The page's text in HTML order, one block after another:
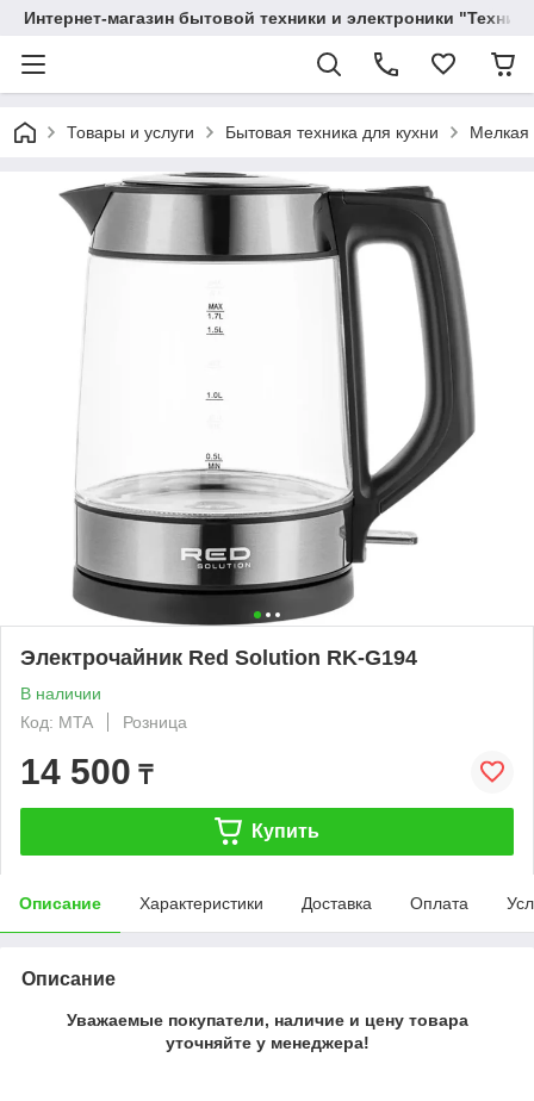
Интернет-магазин бытовой техники и электроники
Товары и услуги Бытовая техника для кухни Мелкая
Электрочайник Red Solution RK-G194
В наличии
Код: MTA
Розница
14 500 ₸
Купить
Описание Характеристики Доставка Оплата
Описание
Уважаемые покупатели, наличие и цену товара
уточняйте у менеджера!